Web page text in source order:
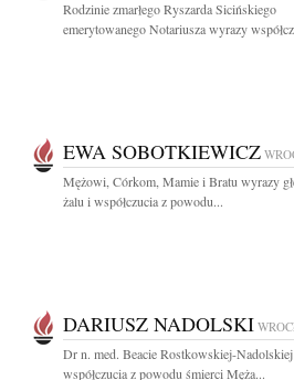
Rodzinie zmarłego Ryszarda Sicińskiego
emerytowanego Notariusza wyrazy
EWA SOBOTKIEWICZ
Mężowi, Córkom, Mamie i Bratu wyrazy
żalu i współczucia z powodu...
DARIUSZ NADOLSKI
Dr n. med. Beacie Rostkowskiej-
współczucia z powodu śmierci Męża...